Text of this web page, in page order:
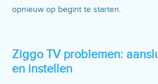
opnieuw op begint te starten.
Ziggo TV problemen:
en instellen